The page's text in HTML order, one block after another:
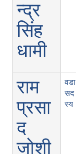
न्द्र
सिंह
धामी
राम
प्रसा
द
जोशी
वडा
सद
स्य